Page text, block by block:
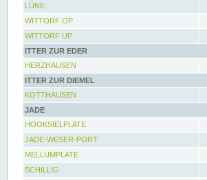
LÜNE
WITTORF OP
WITTORF UP
ITTER ZUR EDER
HERZHAUSEN
ITTER ZUR DIEMEL
KOTTHAUSEN
JADE
HOOKSIELPLATE
JADE-WESER-PORT
MELLUMPLATE
SCHILLIG